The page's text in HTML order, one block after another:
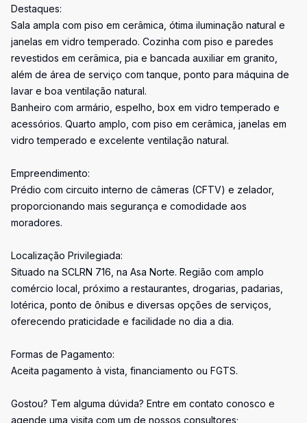
Destaques:
Sala ampla com piso em cerâmica, ótima iluminação natural e
janelas em vidro temperado. Cozinha com piso e paredes
revestidos em cerâmica, pia e bancada auxiliar em granito,
além de área de serviço com tanque, ponto para máquina de
lavar e boa ventilação natural.
Banheiro com armário, espelho, box em vidro temperado e
acessórios. Quarto amplo, com piso em cerâmica, janelas em
vidro temperado e excelente ventilação natural.
Empreendimento:
Prédio com circuito interno de câmeras (CFTV) e zelador,
proporcionando mais segurança e comodidade aos
moradores.
Localização Privilegiada:
Situado na SCLRN 716, na Asa Norte. Região com amplo
comércio local, próximo a restaurantes, drogarias, padarias,
lotérica, ponto de ônibus e diversas opções de serviços,
oferecendo praticidade e facilidade no dia a dia.
Formas de Pagamento:
Aceita pagamento à vista, financiamento ou FGTS.
Gostou? Tem alguma dúvida? Entre em contato conosco e
agende uma visita com um de nossos consultores;